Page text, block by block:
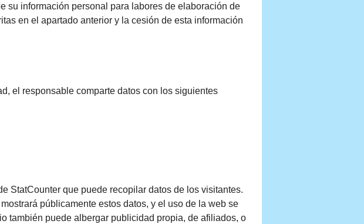
su información personal para labores de elaboración de
en el apartado anterior y la cesión de esta información
el responsable comparte datos con los siguientes
StatCounter que puede recopilar datos de los visitantes.
públicamente estos datos, y el uso de la web se
también puede albergar publicidad propia, de afiliados, o